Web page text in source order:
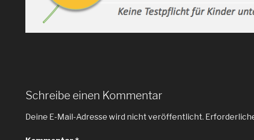
Schreibe einen Kommentar
Deine E-Mail-Adresse wird nicht veröffentlicht.